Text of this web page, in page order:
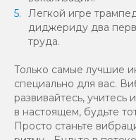
Легкой игре
диджериду два
труда.
Только самые лучшие
специально для вас.
развивайтесь, учитесь
в настоящем, будьте
Просто станьте